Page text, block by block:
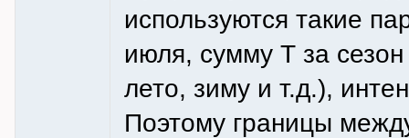
используются такие
июля, сумму Т за сезон
лето, зиму и т.д.),
Поэтому границы